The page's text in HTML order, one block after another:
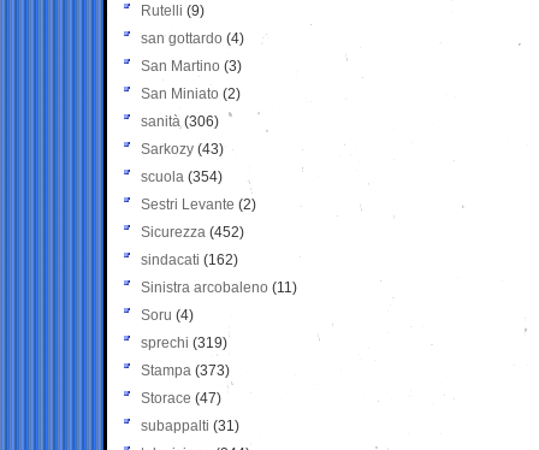
Rutelli (9)
san gottardo (4)
San Martino (3)
San Miniato (2)
sanità (306)
Sarkozy (43)
scuola (354)
Sestri Levante (2)
Sicurezza (452)
sindacati (162)
Sinistra arcobaleno (11)
Soru (4)
sprechi (319)
Stampa (373)
Storace (47)
subappalti (31)